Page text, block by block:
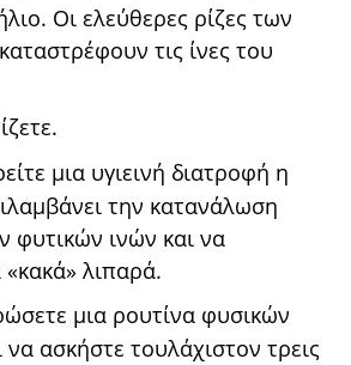
Οι ελεύθερες ρίζες των
τις ίνες του
μια υγιεινή διατροφή η
την κατανάλωση
φυτικών ινών και να
λιπαρά.
μια ρουτίνα φυσικών
ασκήστε τουλάχιστον τρεις